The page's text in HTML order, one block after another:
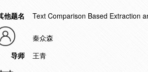
他题名 Text Comparison Based Extraction
秦众森
导师
王青